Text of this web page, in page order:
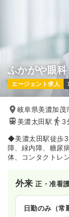
ふかがや眼科
エージェント求人
岐阜県美濃加
美濃太田駅
3
◆美濃太田駅徒歩3
障、緑内障、糖尿
体、コンタクトレ
外来正・准看
日勤のみ（常